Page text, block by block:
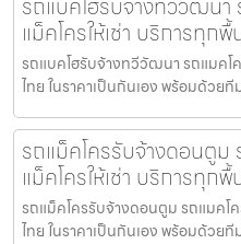
แม็คโครให้เช่า บริการทุก
รถแบคโฮรับจ้างทวีวัฒนา รถแมคโ
ไทย ในราคาเป็นกันเอง พร้อมด้วย
รถแม็คโครรับจ้างดอนตูม
แม็คโครให้เช่า บริการทุก
รถแม็คโครรับจ้างดอนตูม รถแมคโ
ไทย ในราคาเป็นกันเอง พร้อมด้วย